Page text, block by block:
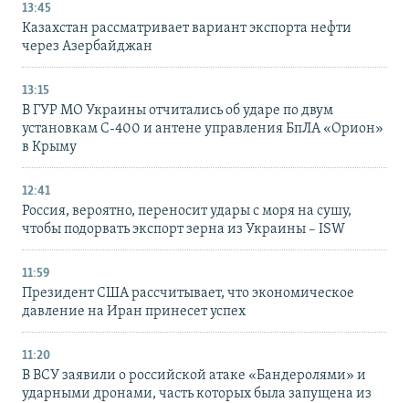
13:45
Казахстан рассматривает вариант экспорта нефти
через Азербайджан
13:15
В ГУР МО Украины отчитались об ударе по двум
установкам С-400 и антене управления БпЛА «Орион»
в Крыму
12:41
Россия, вероятно, переносит удары с моря на сушу,
чтобы подорвать экспорт зерна из Украины – ISW
11:59
Президент США рассчитывает, что экономическое
давление на Иран принесет успех
11:20
В ВСУ заявили о российской атаке «Бандеролями» и
ударными дронами, часть которых была запущена из